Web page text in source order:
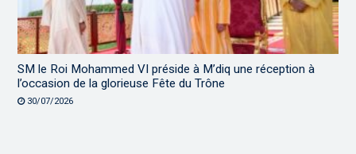
SM le Roi Mohammed VI préside à M’diq une réception à
l’occasion de la glorieuse Fête du Trône
30/07/2026